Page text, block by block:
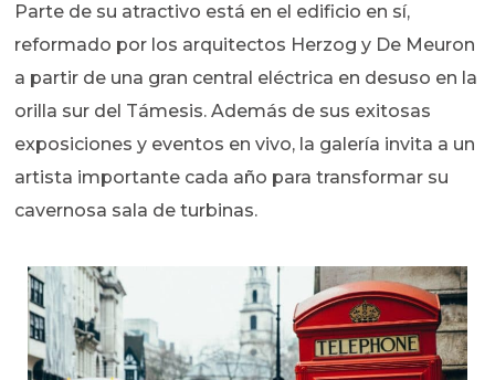
Parte de su atractivo está en el edificio en sí,
reformado por los arquitectos Herzog y De Meuron
a partir de una gran central eléctrica en desuso en la
orilla sur del Támesis. Además de sus exitosas
exposiciones y eventos en vivo, la galería invita a un
artista importante cada año para transformar su
cavernosa sala de turbinas.